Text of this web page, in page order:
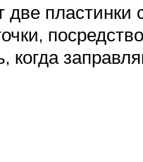
пластинки
когда